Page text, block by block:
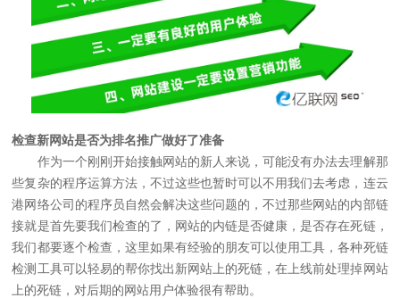
检查新网站是否为排名推广做好了准备
作为一个刚刚开始接触网站的新人来说，可能没有办法去理解那
些复杂的程序运算方法，不过这些也暂时可以不用我们去考虑，连云
港网络公司的程序员自然会解决这些问题的，不过那些网站的内部链
接就是首先要我们检查的了，网站的内链是否健康，是否存在死链，
我们都要逐个检查，这里如果有经验的朋友可以使用工具，各种死链
检测工具可以轻易的帮你找出新网站上的死链，在上线前处理掉网站
上的死链，对后期的网站用户体验很有帮助。